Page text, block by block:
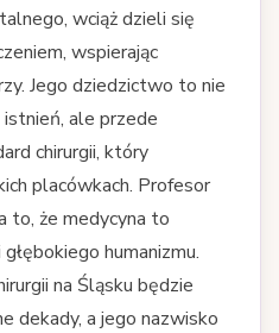
wciąż dzieli się
wspierając
Jego dziedzictwo to nie
ale przede
chirurgii, który
placówkach. Profesor
to, że medycyna to
humanizmu.
na Śląsku będzie
dekady, a jego nazwisko